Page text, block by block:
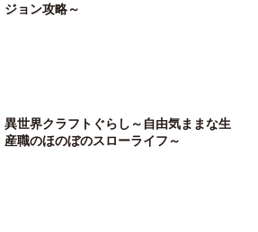
ジョン攻略～
異世界クラフトぐらし～自由気ままな生
産職のほのぼのスローライフ～